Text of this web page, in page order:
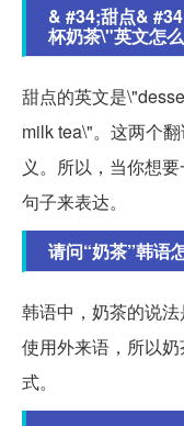
& #34;甜点&
杯奶茶\"英文怎
甜点的英文是
milk tea\"。这两个
义。所以，当你想
句子来表达。
请问“奶茶”韩语
韩语中，奶茶的说
使用外来语，所以
式。